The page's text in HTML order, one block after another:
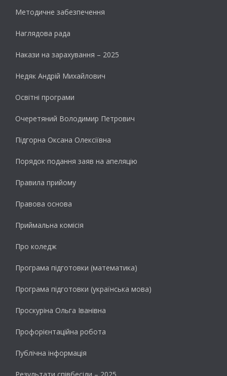
Методичне забезпечення
Наглядова рада
Накази на зарахування – 2025
Недяк Андрій Михайлович
Освітні програми
Очеретяний Володимир Петрович
Підгорна Оксана Олексіївна
Порядок подання заяв на апеляцію
Правила прийому
Правова основа
Приймальна комісія
Про коледж
Програма підготовки (математика)
Програма підготовки (українська мова)
Проскуріна Ольга Іванівна
Профорієнтаційна робота
Публічна інформація